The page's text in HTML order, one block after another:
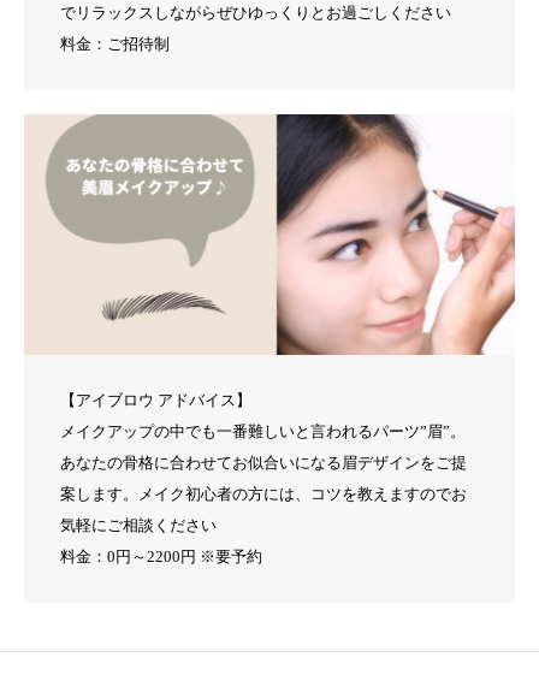
でリラックスしながらぜひゆっくりとお過ごしください
料金：ご招待制
【アイブロウ アドバイス】
メイクアップの中でも一番難しいと言われるパーツ”眉”。
あなたの骨格に合わせてお似合いになる眉デザインをご提
案します。メイク初心者の方には、コツを教えますのでお
気軽にご相談ください
料金：0円～2200円 ※要予約